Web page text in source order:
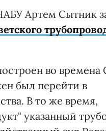
Артем Сытник
во
был перейти в
В то же время,
указанный